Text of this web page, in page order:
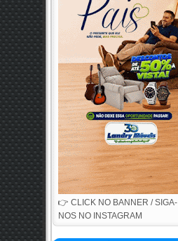
👉 CLICK NO BANNER / SIGA-
NOS NO INSTAGRAM